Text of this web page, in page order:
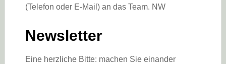
(Telefon oder E-Mail) an das Team. NW
Newsletter
Eine herzliche Bitte: machen Sie einander